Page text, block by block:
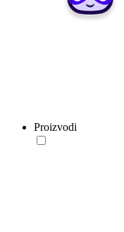
Proizvodi